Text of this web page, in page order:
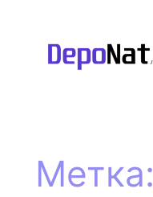
содержимому
Метка: